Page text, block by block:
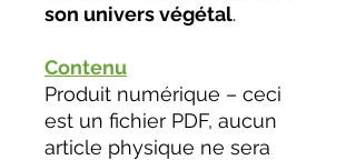
son univers végétal.
Contenu
Produit numérique – ceci
est un fichier PDF, aucun
article physique ne sera